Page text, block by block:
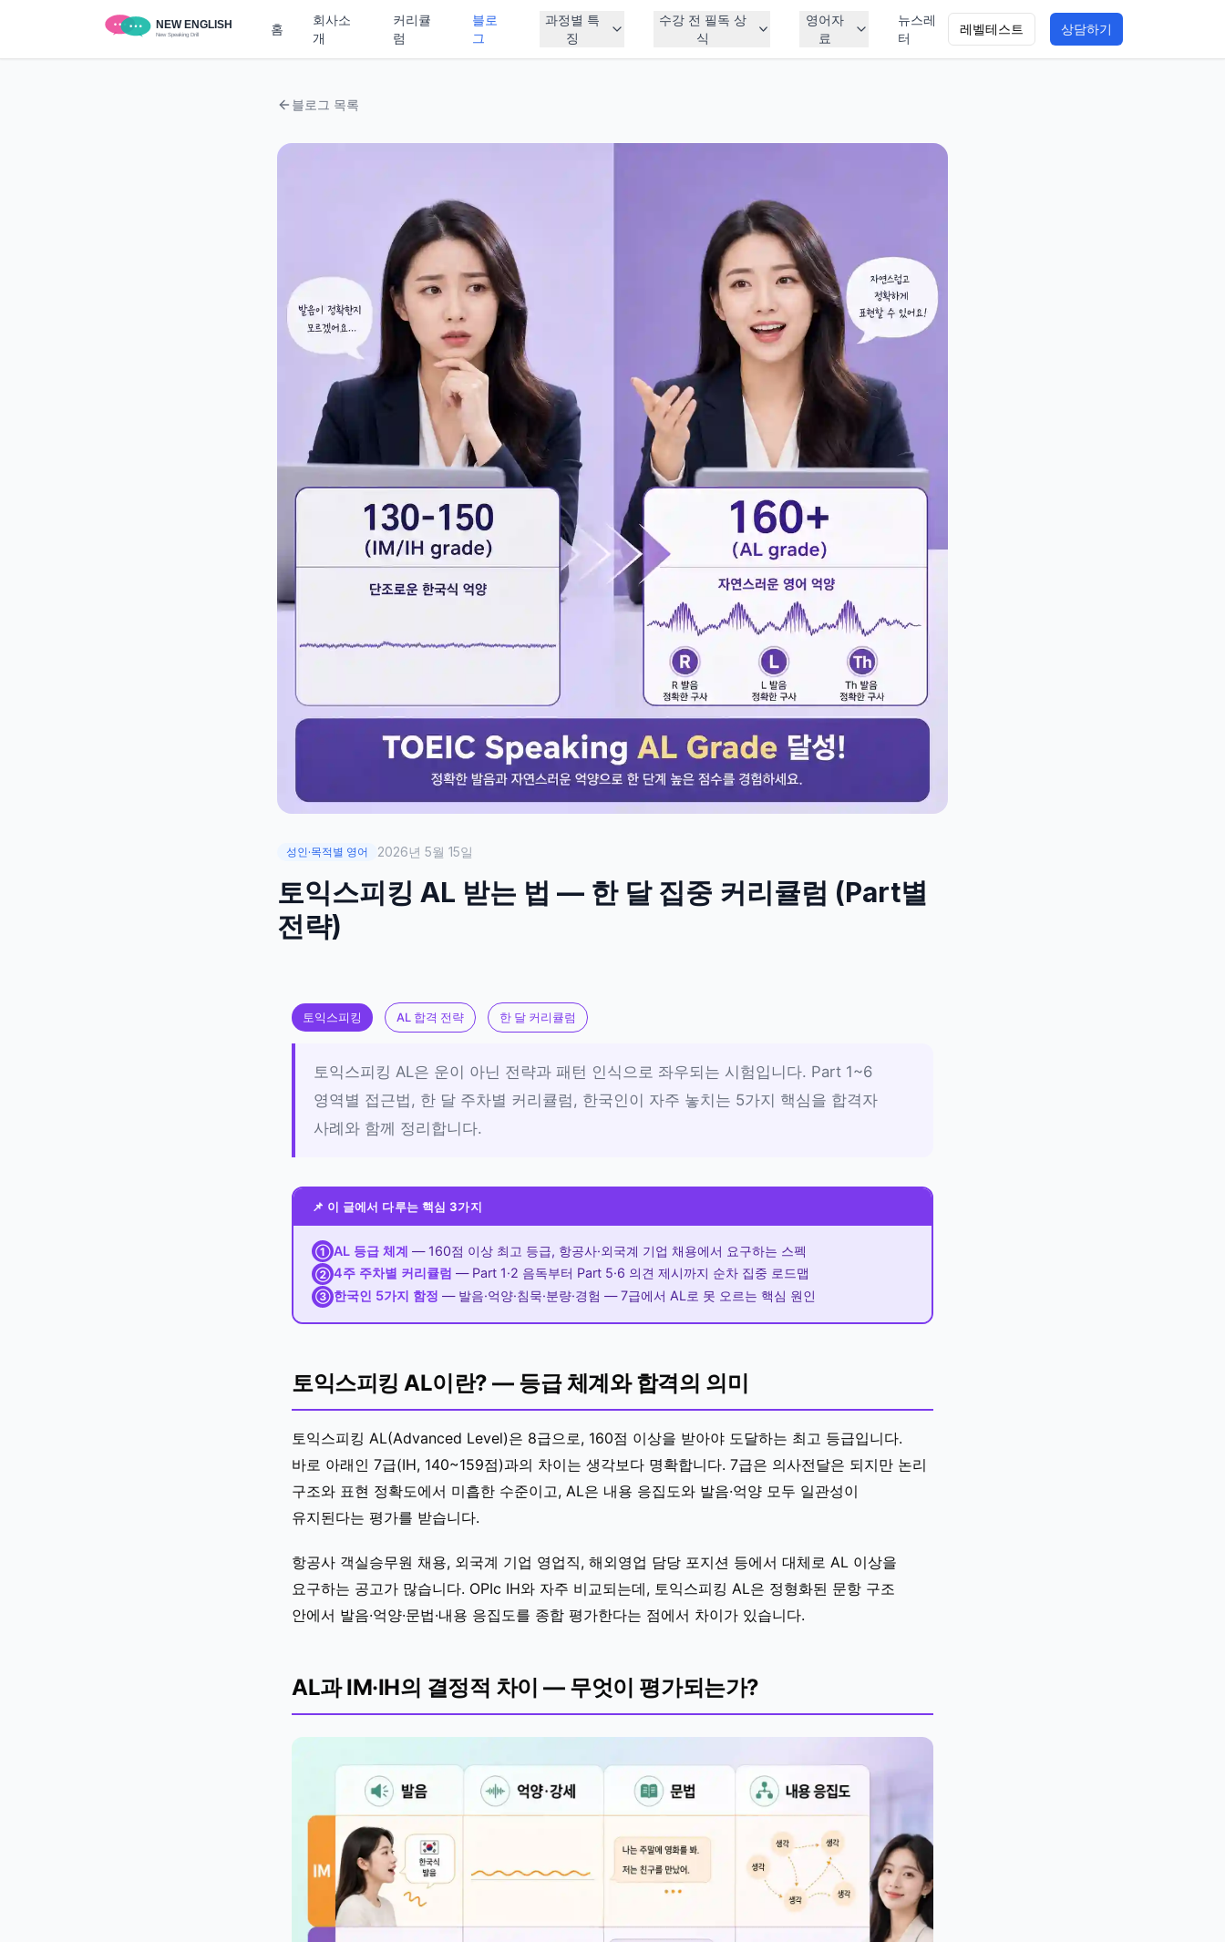
홈
회사소
개
커리큘
럼
블로
그
과정별 특
징
수강 전 필독 상
식
영어자
료
뉴스레
터
레벨테스트 상담하기
블로그 목록
성인·목적별 영어 2026년 5월 15일
토익스피킹 AL 받는 법 — 한 달 집중 커리큘럼 (Part별
전략)
토익스피킹 AL 합격 전략 한 달 커리큘럼
토익스피킹 AL은 운이 아닌 전략과 패턴 인식으로 좌우되는 시험입니다. Part 1~6
영역별 접근법, 한 달 주차별 커리큘럼, 한국인이 자주 놓치는 5가지 핵심을 합격자
사례와 함께 정리합니다.
📌 이 글에서 다루는 핵심 3가지
① AL 등급 체계 — 160점 이상 최고 등급, 항공사·외국계 기업 채용에서 요구하는 스펙
② 4주 주차별 커리큘럼 — Part 1·2 음독부터 Part 5·6 의견 제시까지 순차 집중 로드맵
③ 한국인 5가지 함정 — 발음·억양·침묵·분량·경험 — 7급에서 AL로 못 오르는 핵심 원인
토익스피킹 AL이란? — 등급 체계와 합격의 의미
토익스피킹 AL(Advanced Level)은 8급으로, 160점 이상을 받아야 도달하는 최고 등급입니다.
바로 아래인 7급(IH, 140~159점)과의 차이는 생각보다 명확합니다. 7급은 의사전달은 되지만 논리
구조와 표현 정확도에서 미흡한 수준이고, AL은 내용 응집도와 발음·억양 모두 일관성이
유지된다는 평가를 받습니다.
항공사 객실승무원 채용, 외국계 기업 영업직, 해외영업 담당 포지션 등에서 대체로 AL 이상을
요구하는 공고가 많습니다. OPIc IH와 자주 비교되는데, 토익스피킹 AL은 정형화된 문항 구조
안에서 발음·억양·문법·내용 응집도를 종합 평가한다는 점에서 차이가 있습니다.
AL과 IM·IH의 결정적 차이 — 무엇이 평가되는가?